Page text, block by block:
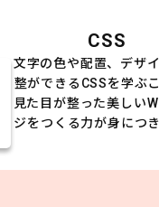
CSS
文字の色や配置、デザ
整ができるCSSを学ぶ
見た目が整った美しい
ジをつくる力が身につ